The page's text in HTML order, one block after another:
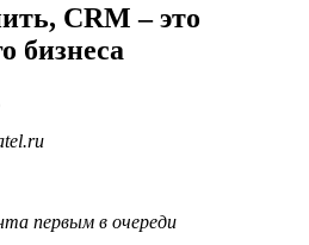
CRM – это
бизнеса
первым в очереди